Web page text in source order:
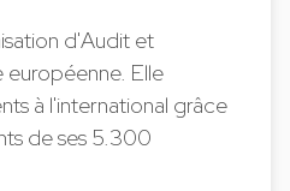
d'Audit et
Elle
à l'international grâce
de ses 5.300